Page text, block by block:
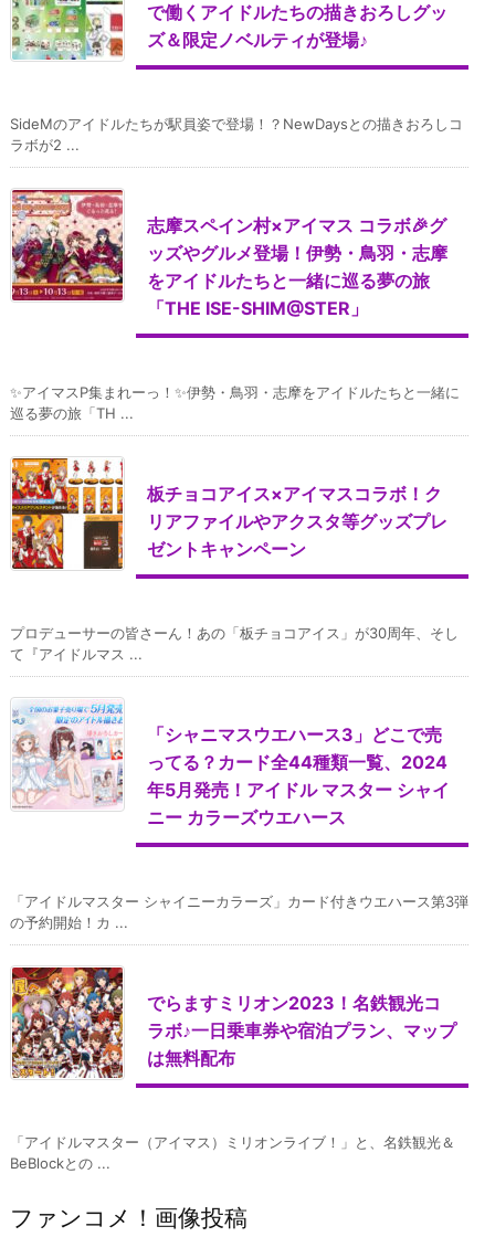
で働くアイドルたちの描きおろしグッ
ズ＆限定ノベルティが登場♪
SideMのアイドルたちが駅員姿で登場！？NewDaysとの描きおろしコ
ラボが2 ...
志摩スペイン村×アイマス コラボ🎉グ
ッズやグルメ登場！伊勢・鳥羽・志摩
をアイドルたちと一緒に巡る夢の旅
「THE ISE-SHIM@STER」
✨アイマスP集まれーっ！✨伊勢・鳥羽・志摩をアイドルたちと一緒に
巡る夢の旅「TH ...
板チョコアイス×アイマスコラボ！ク
リアファイルやアクスタ等グッズプレ
ゼントキャンペーン
プロデューサーの皆さーん！あの「板チョコアイス」が30周年、そし
て『アイドルマス ...
「シャニマスウエハース3」どこで売
ってる？カード全44種類一覧、2024
年5月発売！アイドル マスター シャイ
ニー カラーズウエハース
「アイドルマスター シャイニーカラーズ」カード付きウエハース第3弾
の予約開始！カ ...
でらますミリオン2023！名鉄観光コ
ラボ♪一日乗車券や宿泊プラン、マップ
は無料配布
「アイドルマスター（アイマス）ミリオンライブ！」と、名鉄観光＆
BeBlockとの ...
ファンコメ！画像投稿